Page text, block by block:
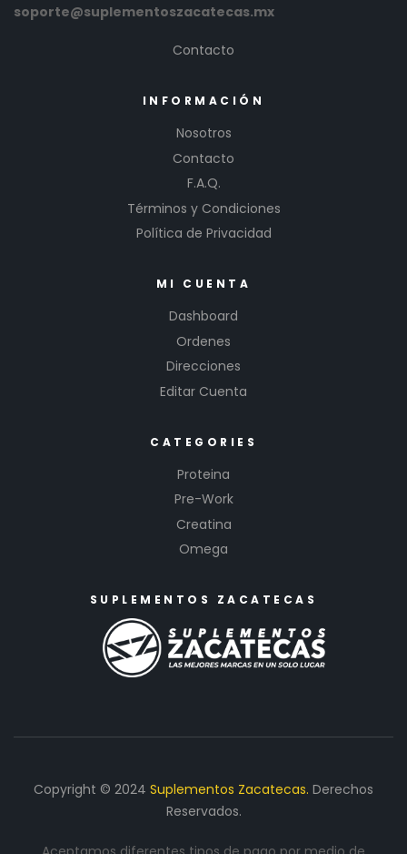
soporte@suplementoszacatecas.mx
Contacto
INFORMACIÓN
Nosotros
Contacto
F.A.Q.
Términos y Condiciones
Política de Privacidad
MI CUENTA
Dashboard
Ordenes
Direcciones
Editar Cuenta
CATEGORIES
Proteina
Pre-Work
Creatina
Omega
SUPLEMENTOS ZACATECAS
Copyright © 2024 Suplementos Zacatecas. Derechos
Reservados.